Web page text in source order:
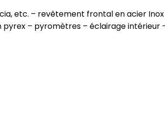
etc. – revêtement frontal en acier
– pyromètres – éclairage